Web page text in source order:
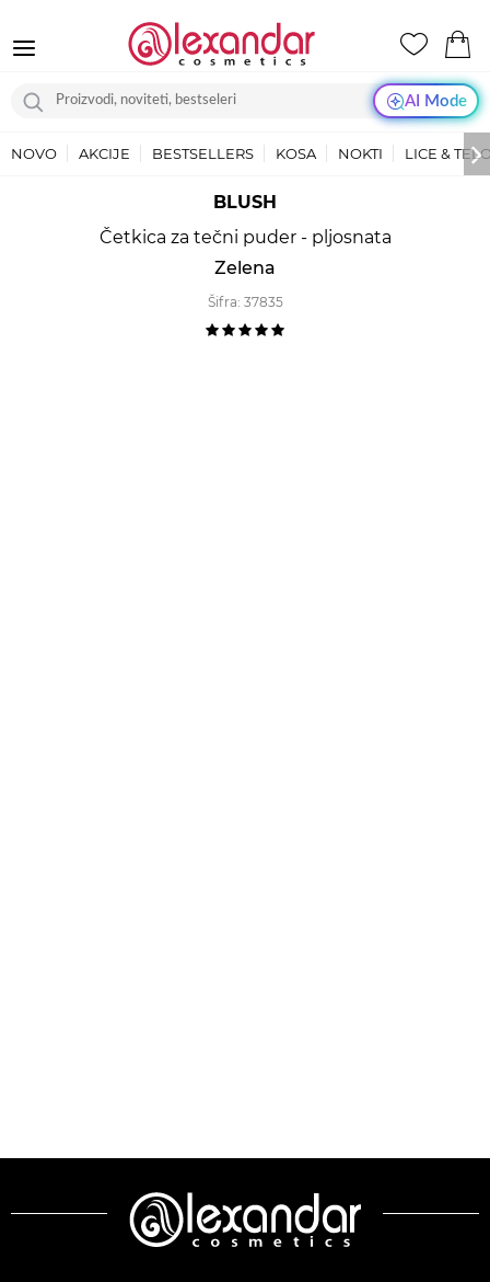
AI Mode
NOVO AKCIJE BESTSELLERS KOSA NOKTI LICE &
BLUSH
Četkica za tečni puder - pljosnata
Zelena
Šifra: 37835